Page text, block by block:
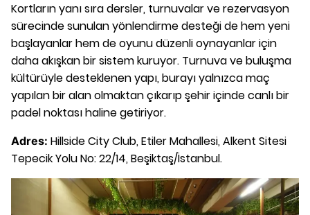
Kortların yanı sıra dersler, turnuvalar ve rezervasyon
sürecinde sunulan yönlendirme desteği de hem yeni
başlayanlar hem de oyunu düzenli oynayanlar için
daha akışkan bir sistem kuruyor. Turnuva ve buluşma
kültürüyle desteklenen yapı, burayı yalnızca maç
yapılan bir alan olmaktan çıkarıp şehir içinde canlı bir
padel noktası haline getiriyor.
Adres: Hillside City Club, Etiler Mahallesi, Alkent Sitesi
Tepecik Yolu No: 22/14, Beşiktaş/İstanbul.